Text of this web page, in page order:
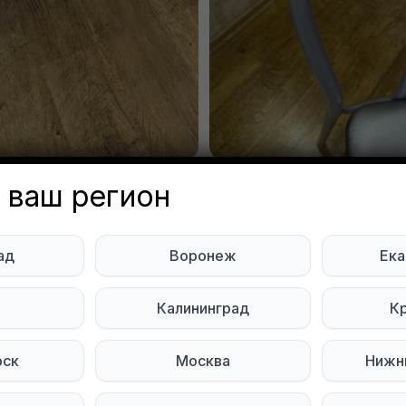
3 стула ( в одни
Объявление
регион
Воронеж
Калининград
Москва